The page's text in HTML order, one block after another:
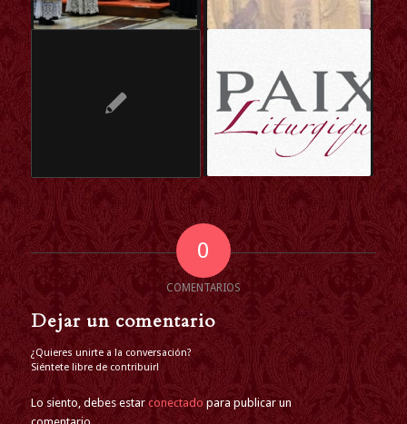
0
COMENTARIOS
Dejar un comentario
¿Quieres unirte a la conversación?
Siéntete libre de contribuir!
Lo siento, debes estar conectado para publicar un